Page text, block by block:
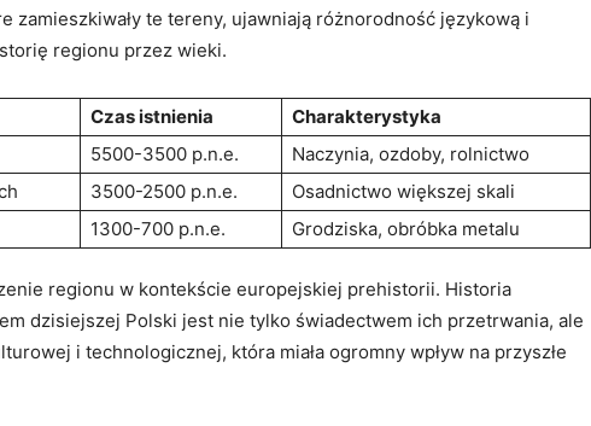
zamieszkiwały te tereny, ujawniają różnorodność językową i
regionu przez wieki.
Czas istnienia
Charakterystyka
5500-3500 p.n.e.
Naczynia, ozdoby, rolnictwo
3500-2500 p.n.e.
Osadnictwo większej skali
1300-700 p.n.e. Grodziska, obróbka metalu
regionu w kontekście europejskiej prehistorii. Historia
dzisiejszej Polski jest nie tylko świadectwem ich przetrwania, ale
i technologicznej, która miała ogromny wpływ na przyszłe